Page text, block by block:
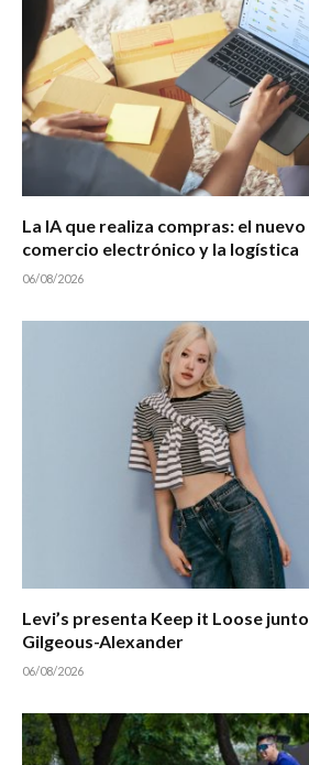
La IA que realiza compras: el
comercio electrónico y la logística
06/08/2026
Levi’s presenta Keep it Loose junto
Gilgeous-Alexander
06/08/2026